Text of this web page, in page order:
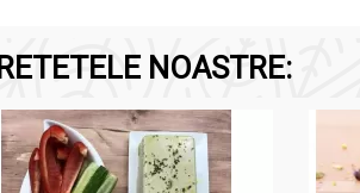
RETETELE NOASTRE: